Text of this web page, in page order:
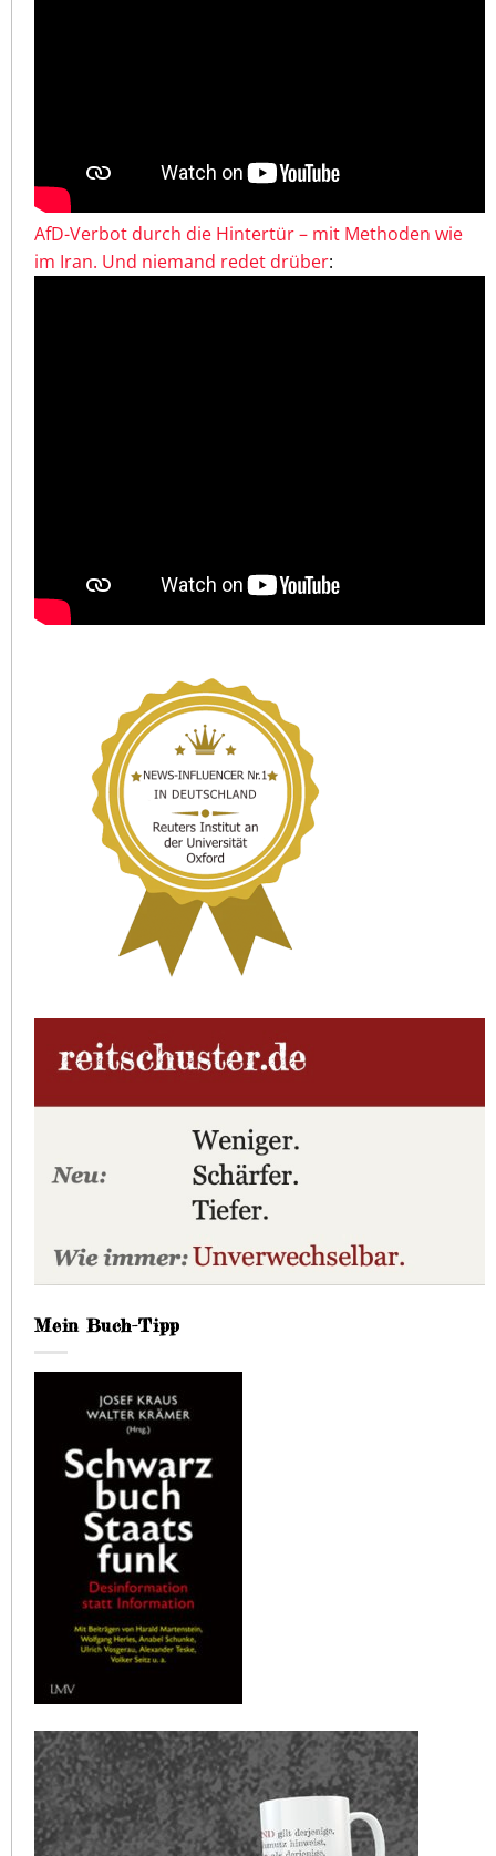
AfD-Verbot durch die Hintertür – mit Methoden wie
im Iran. Und niemand redet drüber:
Mein Buch-Tipp